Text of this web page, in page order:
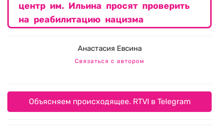
центр им. Ильина просят проверить
на реабилитацию нацизма
Анастасия Евсина
Связаться с автором
Объясняем происходящее. RTVI в Telegram